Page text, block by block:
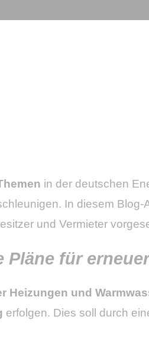
in der deutschen
In diesem Blog-
und Vermieter
für
Heizungen und
erfolgen. Dies soll durch